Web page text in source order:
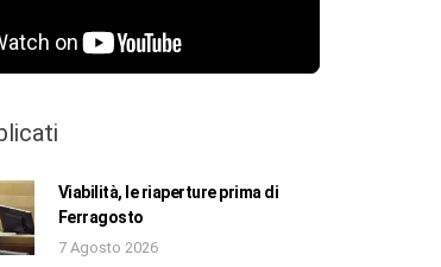
Viabilità, le riaperture prima di
Ferragosto
7 Agosto 2026